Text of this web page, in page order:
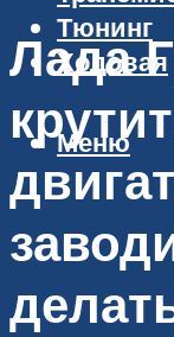
Тюнинг
Ходовая
Меню
Лада